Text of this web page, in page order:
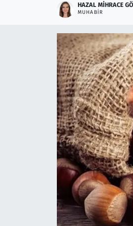
HAZAL MIHRACE
MUHABIR
Televizyon